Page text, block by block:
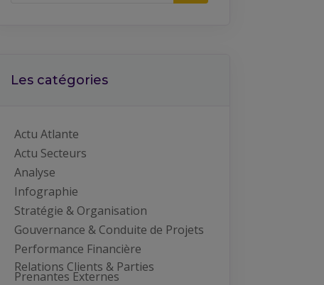
Les catégories
Actu Atlante
Actu Secteurs
Analyse
Infographie
Stratégie & Organisation
Gouvernance & Conduite de Projets
Performance Financière
Relations Clients & Parties
Prenantes Externes